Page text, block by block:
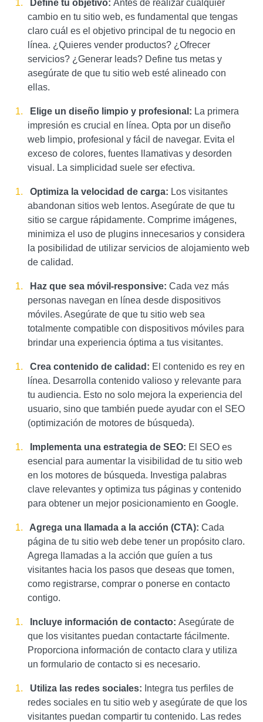
Define tu objetivo:Antes de realizar cualquier
cambio en tu sitio web, es fundamental que tengas
claro cuál es el objetivo principal de tu negocio en
línea. ¿Quieres vender productos? ¿Ofrecer
servicios? ¿Generar leads? Define tus metas y
asegúrate de que tu sitio web esté alineado con
ellas.
Elige un diseño limpio y profesional: La primera
impresión es crucial en línea. Opta por un diseño
web limpio, profesional y fácil de navegar. Evita el
exceso de colores, fuentes llamativas y desorden
visual. La simplicidad suele ser efectiva.
Optimiza la velocidad de carga: Los visitantes
abandonan sitios web lentos. Asegúrate de que tu
sitio se cargue rápidamente. Comprime imágenes,
minimiza el uso de plugins innecesarios y considera
la posibilidad de utilizar servicios de alojamiento web
de calidad.
Haz que sea móvil-responsive:Cada vez más
personas navegan en línea desde dispositivos
móviles. Asegúrate de que tu sitio web sea
totalmente compatible con dispositivos móviles para
brindar una experiencia óptima a tus visitantes.
Crea contenido de calidad: El contenido es rey en
línea. Desarrolla contenido valioso y relevante para
tu audiencia. Esto no solo mejora la experiencia del
usuario, sino que también puede ayudar con el SEO
(optimización de motores de búsqueda).
Implementa una estrategia de SEO: El SEO es
esencial para aumentar la visibilidad de tu sitio web
en los motores de búsqueda. Investiga palabras
clave relevantes y optimiza tus páginas y contenido
para obtener un mejor posicionamiento en Google.
Agrega una llamada a la acción (CTA):Cada
página de tu sitio web debe tener un propósito claro.
Agrega llamadas a la acción que guíen a tus
visitantes hacia los pasos que deseas que tomen,
como registrarse, comprar o ponerse en contacto
contigo.
Incluye información de contacto:Asegúrate de
que los visitantes puedan contactarte fácilmente.
Proporciona información de contacto clara y utiliza
un formulario de contacto si es necesario.
Utiliza las redes sociales: Integra tus perfiles de
redes sociales en tu sitio web y asegúrate de que los
visitantes puedan compartir tu contenido. Las redes